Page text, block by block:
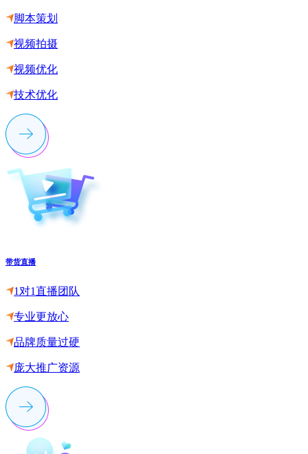
脚本策划
视频拍摄
视频优化
技术优化
带货直播
1对1直播团队
专业更放心
品牌质量过硬
庞大推广资源